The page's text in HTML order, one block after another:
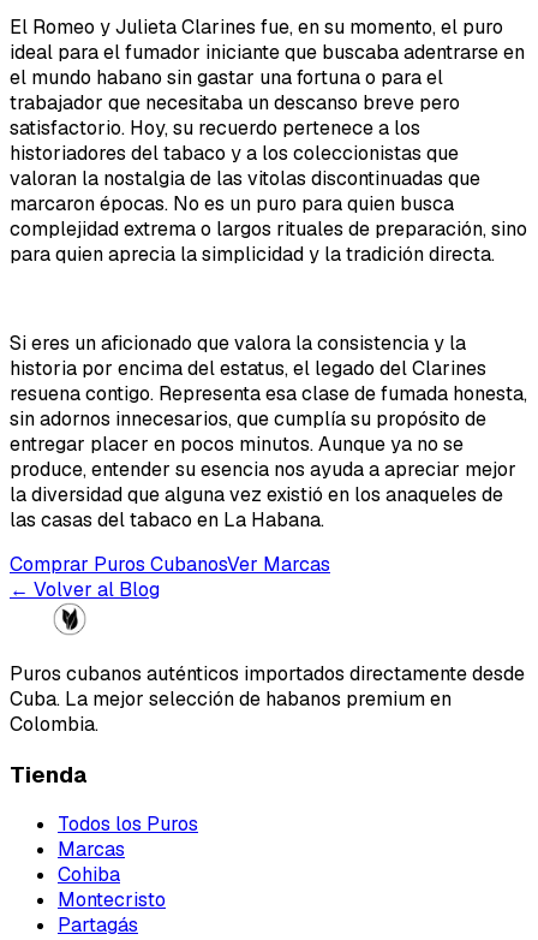
El Romeo y Julieta Clarines fue, en su momento, el puro
ideal para el fumador iniciante que buscaba adentrarse en
el mundo habano sin gastar una fortuna o para el
trabajador que necesitaba un descanso breve pero
satisfactorio. Hoy, su recuerdo pertenece a los
historiadores del tabaco y a los coleccionistas que
valoran la nostalgia de las vitolas discontinuadas que
marcaron épocas. No es un puro para quien busca
complejidad extrema o largos rituales de preparación, sino
para quien aprecia la simplicidad y la tradición directa.
Si eres un aficionado que valora la consistencia y la
historia por encima del estatus, el legado del Clarines
resuena contigo. Representa esa clase de fumada honesta,
sin adornos innecesarios, que cumplía su propósito de
entregar placer en pocos minutos. Aunque ya no se
produce, entender su esencia nos ayuda a apreciar mejor
la diversidad que alguna vez existió en los anaqueles de
las casas del tabaco en La Habana.
Comprar Puros CubanosVer Marcas
← Volver al Blog
Puros cubanos auténticos importados directamente desde
Cuba. La mejor selección de habanos premium en
Colombia.
Tienda
Todos los Puros
Marcas
Cohiba
Montecristo
Partagás